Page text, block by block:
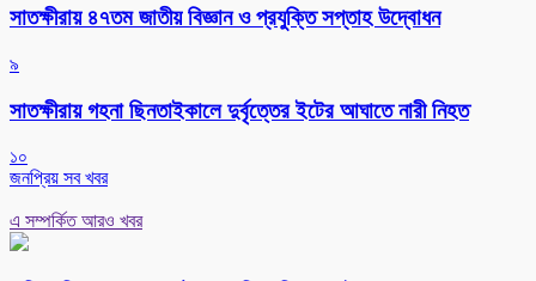
সাতক্ষীরায় ৪৭তম জাতীয় বিজ্ঞান ও প্রযুক্তি সপ্তাহ উদ্বোধন
৯
সাতক্ষীরায় গহনা ছিনতাইকালে দুর্বৃত্তের ইটের আঘাতে নারী নিহত
১০
জনপ্রিয় সব খবর
এ সম্পর্কিত আরও খবর